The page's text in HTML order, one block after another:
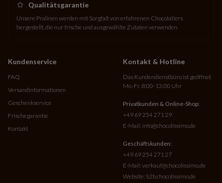
Qualitätsgarantie
Unsere Pralinen werden mit Sorgfalt von erfahrenen Chocolatiers
hergestellt, die nur frische und ausgewählte Zutaten verwenden.
Kundenservice
FAQ
Versandinformationen
Geschenkservice
Frischegarantie
Kontakt
Kontakt & Hotline
Das Kundendienstbüro ist geöffnet
Mo.-Fr. 8:00-13:00 Uhr
Privatkunden & Online-Shop:
+49 69 254 271 29
E-Mail: info@chocolissimo.de
Geschäftskunden:
+49 69 254 271 27
E-Mail: verkauf@chocolissimo.de
Website: b2b.chocolissimo.de